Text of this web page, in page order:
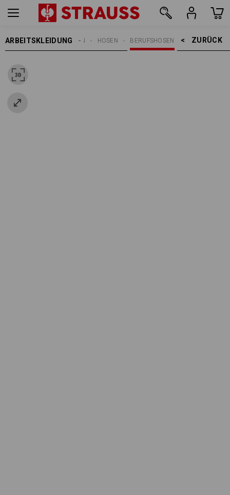
ARBEITSKLEIDUNG ZURÜCK    >
BERUFSHOSEN
HOSEN
DAMEN